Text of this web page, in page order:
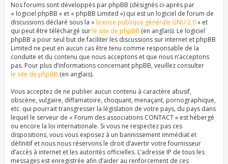
Nos forums sont développés par phpBB (désignés ci-après par
« logiciel phpBB » et « phpBB Limited ») qui est un logiciel de forum de
discussions déclaré sous la « licence publique générale GNU 2.0» et
qui peut être téléchargé surle site de phpBB (en anglais). Le logiciel
phpBB a pour seul but de faciliter les discussions sur internet et phpBB
Limited ne peut en aucun cas être tenu comme responsable de la
conduite et du contenu que nous acceptons et que nous n’acceptons
pas. Pour plus d’informations concernant phpBB, veuillez consulter
le site de phpBB (en anglais).
Vous acceptez de ne publier aucun contenu à caractère abusif,
obscène, vulgaire, diffamatoire, choquant, menaçant, pornographique,
etc. qui pourrait transgresser la législation de votre pays, du pays dans
lequel le serveur de « Forum des associations CONTACT » est hébergé
ou encore la loi internationale. Si vous ne respectez pas ces
dispositions, vous vous exposez à un bannissement immédiat et
définitif et nous nous réservons le droit d’avertir votre fournisseur
d’accès à internet et les autorités officielles. L’adresse IP de tous les
messages est enregistrée afin d’aider au renforcement de ces